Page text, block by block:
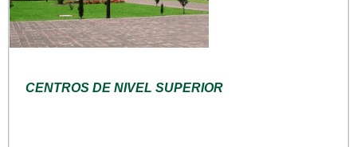
CENTROS DE NIVEL SUPERIOR